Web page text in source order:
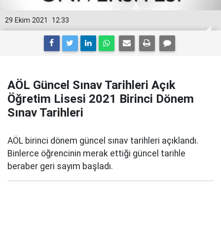
12:33
29 Ekim 2021
AÖL Güncel Sınav Tarihleri Açık
Öğretim Lisesi 2021 Birinci Dönem
Sınav Tarihleri
AÖL birinci dönem güncel sınav tarihleri açıklandı.
Binlerce öğrencinin merak ettiği güncel tarihle
beraber geri sayım başladı.